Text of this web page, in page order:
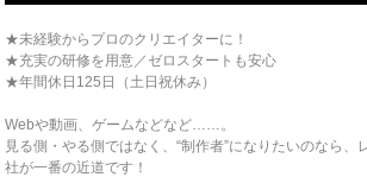
★未経験からプロのクリエイターに！
★充実の研修を用意／ゼロスタートも安心
★年間休日125日（土日祝休み）
Webや動画、ゲームなどなど……。
見る側・やる側ではなく、“制作者”になりたいのなら、
社が一番の近道です！